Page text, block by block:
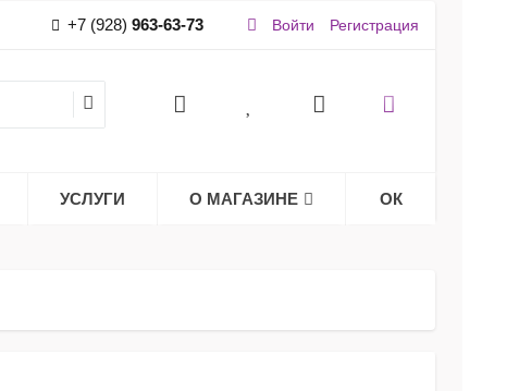
+7 (928) 963-63-73 Войти Регистрация
УСЛУГИ О МАГАЗИНЕ ОК